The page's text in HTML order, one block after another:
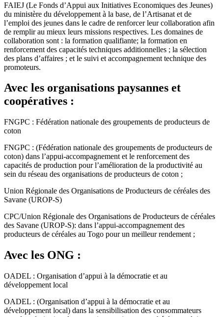
FAIEJ (Le Fonds d’Appui aux Initiatives Economiques des Jeunes)
du ministère du développement à la base, de l’Artisanat et de
l’emploi des jeunes dans le cadre de renforcer leur collaboration afin
de remplir au mieux leurs missions respectives. Les domaines de
collaboration sont : la formation qualifiante; la formation en
renforcement des capacités techniques additionnelles ; la sélection
des plans d’affaires ; et le suivi et accompagnement technique des
promoteurs.
Avec les organisations paysannes et
coopératives :
FNGPC : Fédération nationale des groupements de producteurs de
coton
FNGPC : (Fédération nationale des groupements de producteurs de
coton) dans l’appui-accompagnement et le renforcement des
capacités de production pour l’amélioration de la productivité au
sein du réseau des organisations de producteurs de coton ;
Union Régionale des Organisations de Producteurs de céréales des
Savane (UROP-S)
CPC/Union Régionale des Organisations de Producteurs de céréales
des Savane (UROP-S): dans l’appui-accompagnement des
producteurs de céréales au Togo pour un meilleur rendement ;
Avec les ONG :
OADEL : Organisation d’appui à la démocratie et au
développement local
OADEL : (Organisation d’appui à la démocratie et au
développement local) dans la sensibilisation des consommateurs